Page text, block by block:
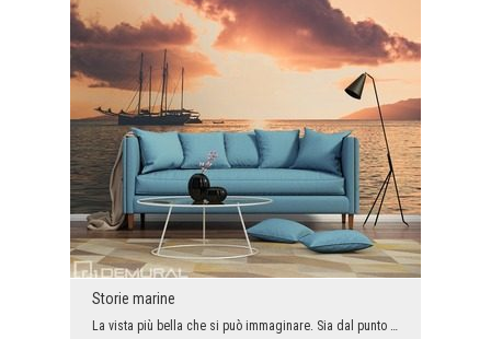
Storie marine